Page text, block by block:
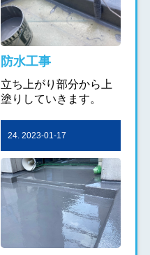
防水工事
立ち上がり部分から上
塗りしていきます。
24. 2023-01-17